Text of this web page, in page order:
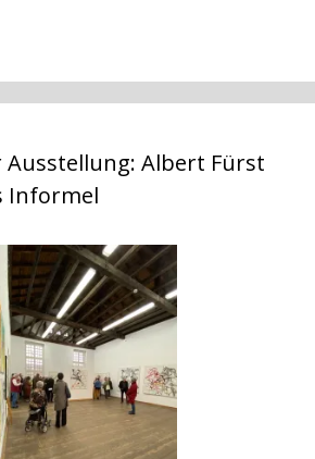
Albert Fürst
Informel